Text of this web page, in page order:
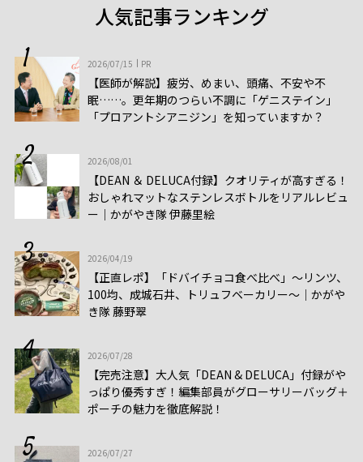
人気記事ランキング
2026/07/15 PR
【医師が解説】疲労、めまい、頭痛、不安や不
眠……。更年期のつらい不調に「ゲニステイン」
「プロアントシアニジン」を知っていますか？
2026/08/01
【DEAN ＆ DELUCA付録】クオリティが高すぎる！
おしゃれマットなステンレスボトルをリアルレビュ
ー│かがやき隊 伊藤里絵
2026/04/19
【正直レポ】「ドバイチョコ食べ比べ」～リンツ、
100均、成城石井、トリュフベーカリー～｜かがや
き隊 藤野翠
2026/07/28
【完売注意】大人気「DEAN & DELUCA」付録がや
っぱり優秀すぎ！編集部員がグローサリーバッグ＋
ポーチの魅力を徹底解説！
2026/07/27